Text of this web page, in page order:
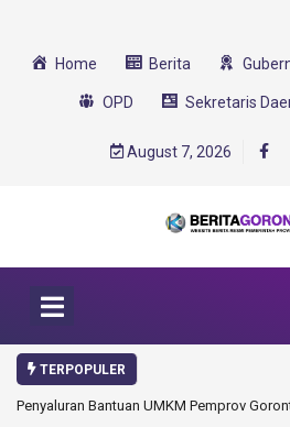
Home Berita
OPD Sekretaris
August 7, 2026
TERPOPULER
Gorontalo Ikut Dukung Program SMA